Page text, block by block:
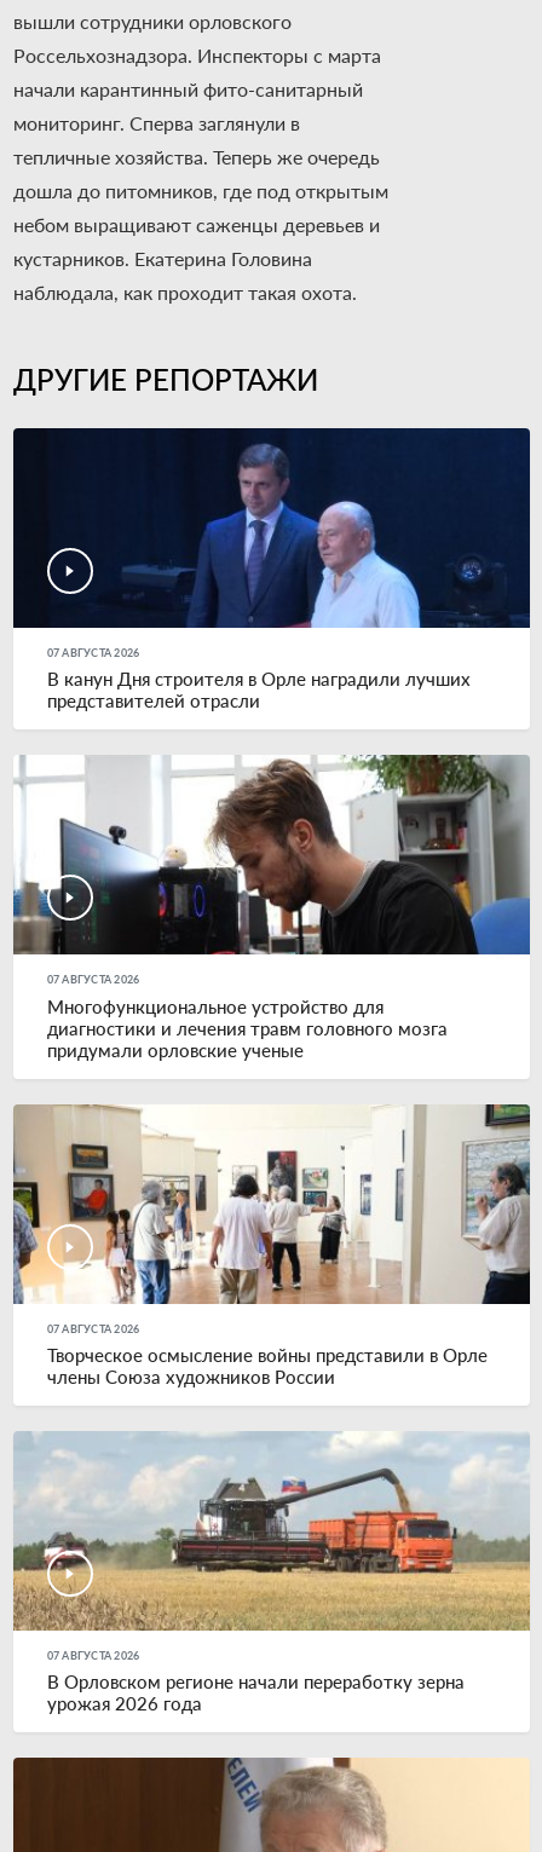
вышли сотрудники орловского
Россельхознадзора. Инспекторы с марта
начали карантинный фито-санитарный
мониторинг. Сперва заглянули в
тепличные хозяйства. Теперь же очередь
дошла до питомников, где под открытым
небом выращивают саженцы деревьев и
кустарников. Екатерина Головина
наблюдала, как проходит такая охота.
ДРУГИЕ РЕПОРТАЖИ
07 АВГУСТА 2026
В канун Дня строителя в Орле наградили лучших
представителей отрасли
07 АВГУСТА 2026
Многофункциональное устройство для
диагностики и лечения травм головного мозга
придумали орловские ученые
07 АВГУСТА 2026
Творческое осмысление войны представили в Орле
члены Союза художников России
07 АВГУСТА 2026
В Орловском регионе начали переработку зерна
урожая 2026 года